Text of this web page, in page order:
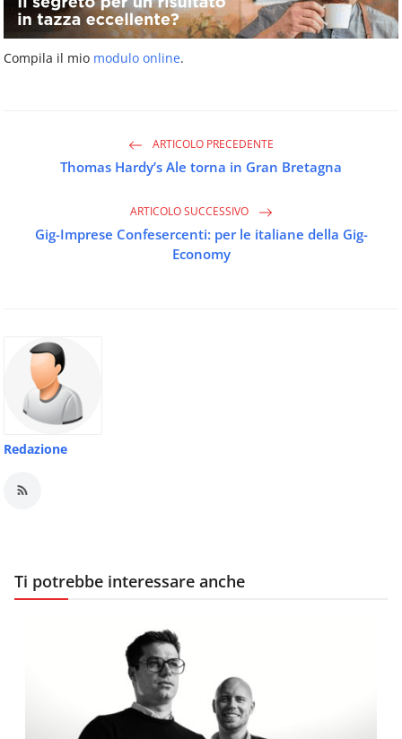
Compila il mio modulo online.
ARTICOLO PRECEDENTE
Thomas Hardy’s Ale torna in Gran Bretagna
ARTICOLO SUCCESSIVO
Gig-Imprese Confesercenti: per le italiane della Gig-
Economy
Redazione
Ti potrebbe interessare anche